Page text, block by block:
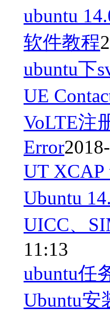
ubuntu
软件教程
ubuntu下
UE
VoLTE注
Error
UT XCAP
Ubuntu
UICC、
11:13
ubuntu任
Ubuntu安